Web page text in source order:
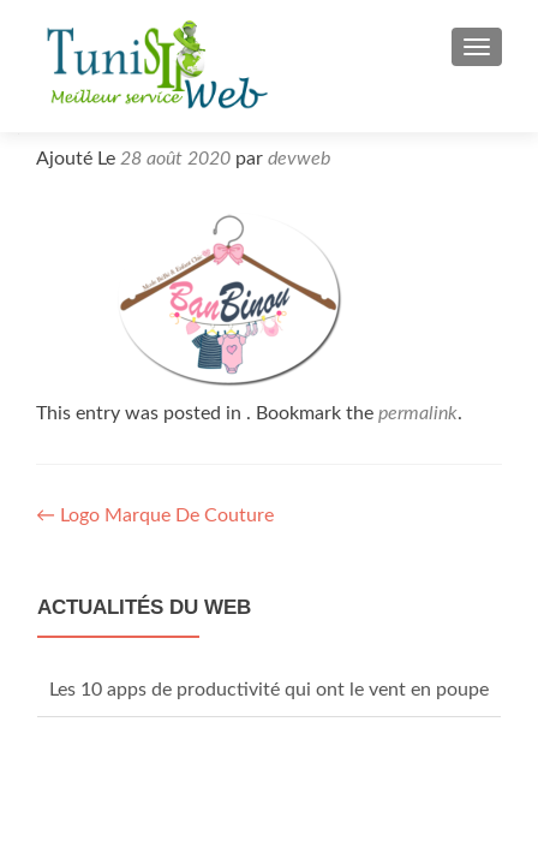
MENU
Ajouté Le 28 août 2020 par devweb
This entry was posted in . Bookmark the permalink.
Post
← Logo Marque De Couture
ACTUALITÉS DU WEB
Les 10 apps de productivité qui ont le vent en poupe